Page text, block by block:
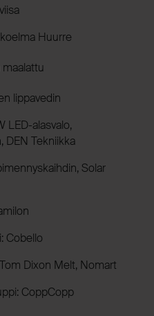
Huurre
lippavedin
LED-alasvalo,
DEN Tekniikka
Solar
Cobello
Dixon Melt, Nomart
CoppCopp